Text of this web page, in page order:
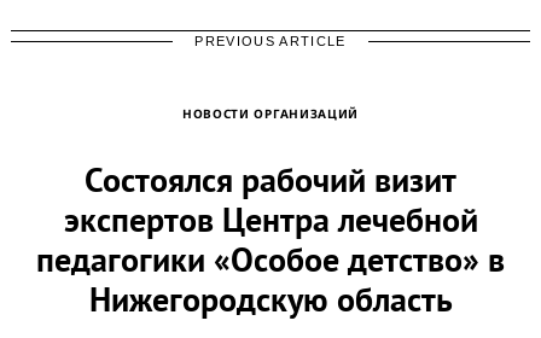
PREVIOUS ARTICLE
НОВОСТИ ОРГАНИЗАЦИЙ
Состоялся рабочий визит
экспертов Центра лечебной
педагогики «Особое детство» в
Нижегородскую область